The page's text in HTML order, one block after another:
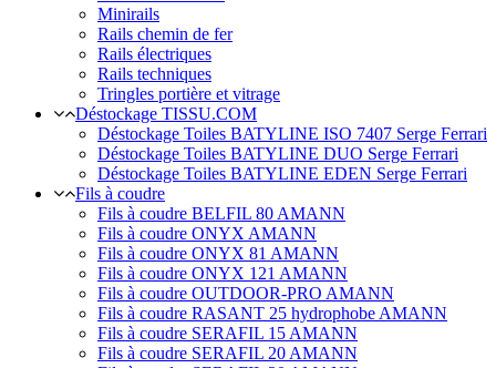
Minirails
Rails chemin de fer
Rails électriques
Rails techniques
Tringles portière et vitrage
Déstockage TISSU.COM
Déstockage Toiles BATYLINE ISO 7407 Serge Ferrari
Déstockage Toiles BATYLINE DUO Serge Ferrari
Déstockage Toiles BATYLINE EDEN Serge Ferrari
Fils à coudre
Fils à coudre BELFIL 80 AMANN
Fils à coudre ONYX AMANN
Fils à coudre ONYX 81 AMANN
Fils à coudre ONYX 121 AMANN
Fils à coudre OUTDOOR-PRO AMANN
Fils à coudre RASANT 25 hydrophobe AMANN
Fils à coudre SERAFIL 15 AMANN
Fils à coudre SERAFIL 20 AMANN